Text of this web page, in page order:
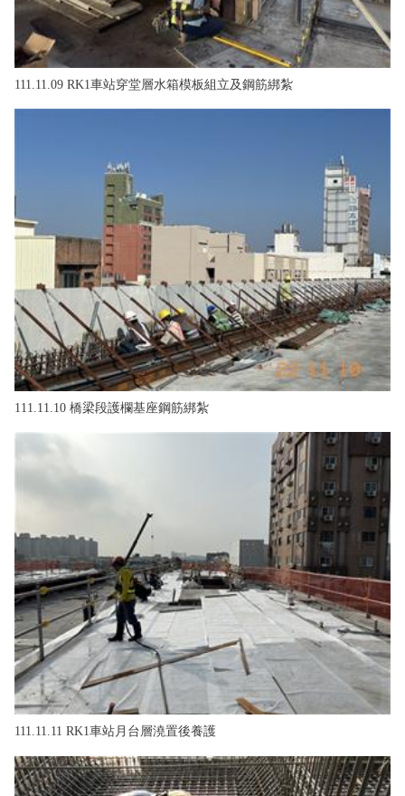
111.11.09 RK1車站穿堂層水箱模板組立及鋼筋綁紮
111.11.10 橋梁段護欄基座鋼筋綁紮
111.11.11 RK1車站月台層澆置後養護